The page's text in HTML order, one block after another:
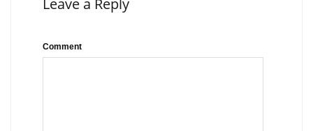
Leave a Reply
Comment